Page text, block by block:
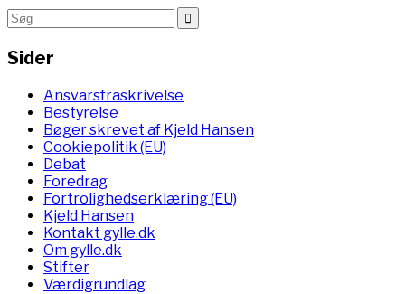
Sider
Ansvarsfraskrivelse
Bestyrelse
Bøger skrevet af Kjeld Hansen
Cookiepolitik (EU)
Debat
Foredrag
Fortrolighedserklæring (EU)
Kjeld Hansen
Kontakt gylle.dk
Om gylle.dk
Stifter
Værdigrundlag